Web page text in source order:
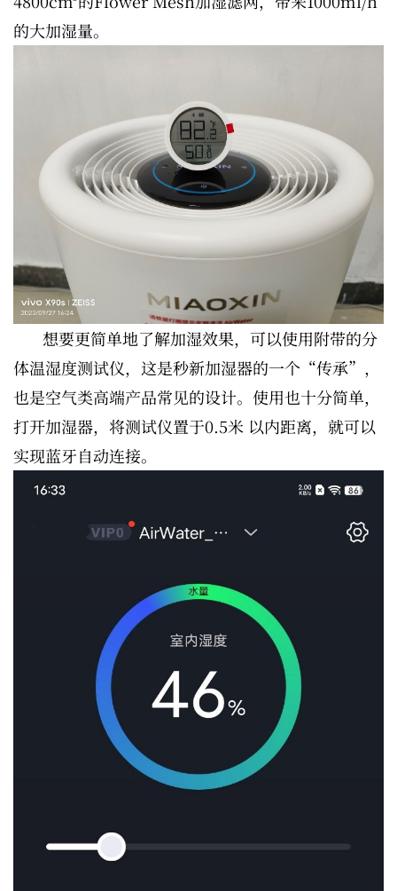
的大加湿量。
想要更简单地了解加湿效果，可以使用附带的分
体温湿度测试仪，这是秒新加湿器的一个“传承”，
也是空气类高端产品常见的设计。使用也十分简单，
打开加湿器，将测试仪置于0.5米 以内距离，就可以
实现蓝牙自动连接。